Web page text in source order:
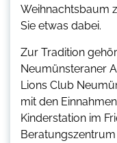
Weihnachtsbaum
Sie etwas dabei.
Zur Tradition
Neumünsteraner
Lions Club
mit den
Kinderstation im